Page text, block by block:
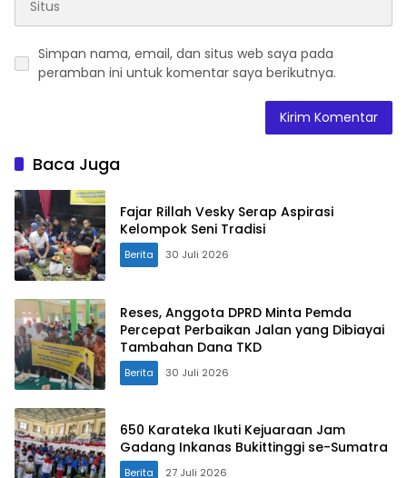
Simpan nama, email, dan situs web saya pada
peramban ini untuk komentar saya berikutnya.
Baca Juga
Fajar Rillah Vesky Serap Aspirasi
Kelompok Seni Tradisi
Berita 30 Juli 2026
Reses, Anggota DPRD Minta Pemda
Percepat Perbaikan Jalan yang Dibiayai
Tambahan Dana TKD
Berita 30 Juli 2026
650 Karateka Ikuti Kejuaraan Jam
Gadang Inkanas Bukittinggi se-Sumatra
Berita 27 Juli 2026